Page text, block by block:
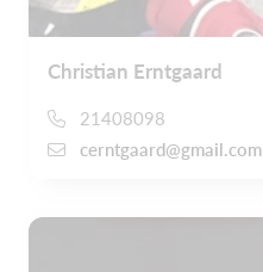
Christian Erntgaard
21408098
cerntgaard@gmail.com